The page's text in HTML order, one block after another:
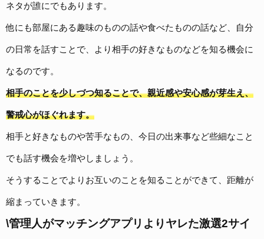
ネタが誰にでもあります。
他にも部屋にある趣味のものの話や食べたものの話など、自分
の日常を話すことで、より相手の好きなものなどを知る機会に
なるのです。
相手のことを少しづつ知ることで、親近感や安心感が芽生え、
警戒心がほぐれます。
相手と好きなものや苦手なもの、今日の出来事など些細なこと
でも話す機会を増やしましょう。
そうすることでよりお互いのことを知ることができて、距離が
縮まっていきます。
\管理人がマッチングアプリよりヤレた激選2サイ